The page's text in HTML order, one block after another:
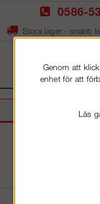
0586-
Stora lager - snabb
Beskrivning
Genom att
enhet för att
Läs